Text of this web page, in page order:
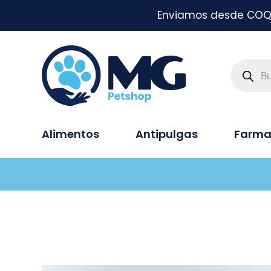
Enviamos desde
Alimentos Antipulgas